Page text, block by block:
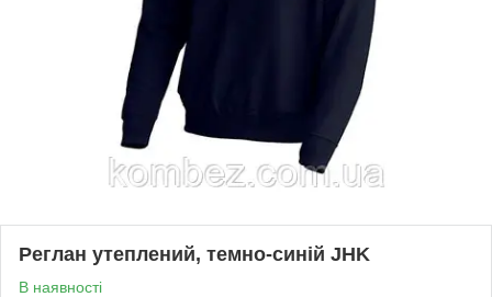
Реглан утеплений, темно-синій JHK
В наявності